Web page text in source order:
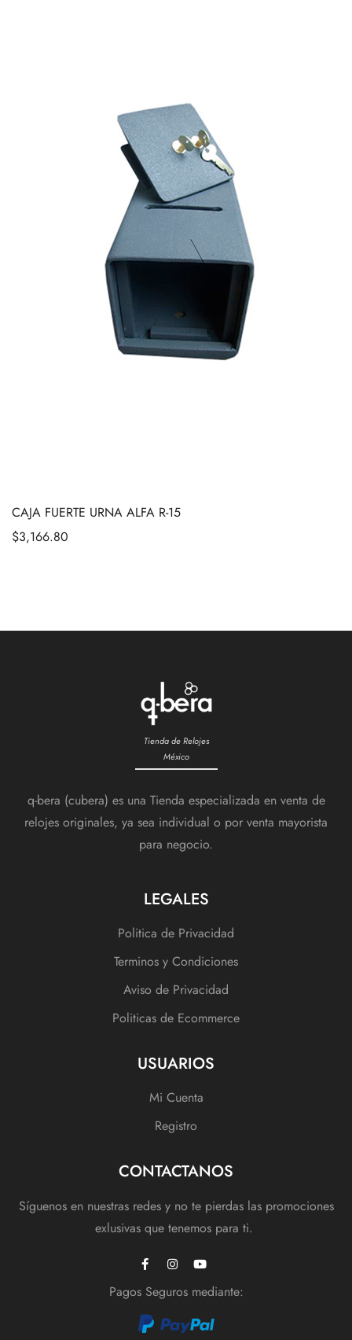
CAJA FUERTE URNA ALFA R-15
$3,166.80
Tienda de Relojes
México
q-bera (cubera) es una Tienda especializada en venta de
relojes originales, ya sea individual o por venta mayorista
para negocio.
LEGALES
Politica de Privacidad
Terminos y Condiciones
Aviso de Privacidad
Politicas de Ecommerce
USUARIOS
Mi Cuenta
Registro
CONTACTANOS
Síguenos en nuestras redes y no te pierdas las promociones
exlusivas que tenemos para ti.
Pagos Seguros mediante: